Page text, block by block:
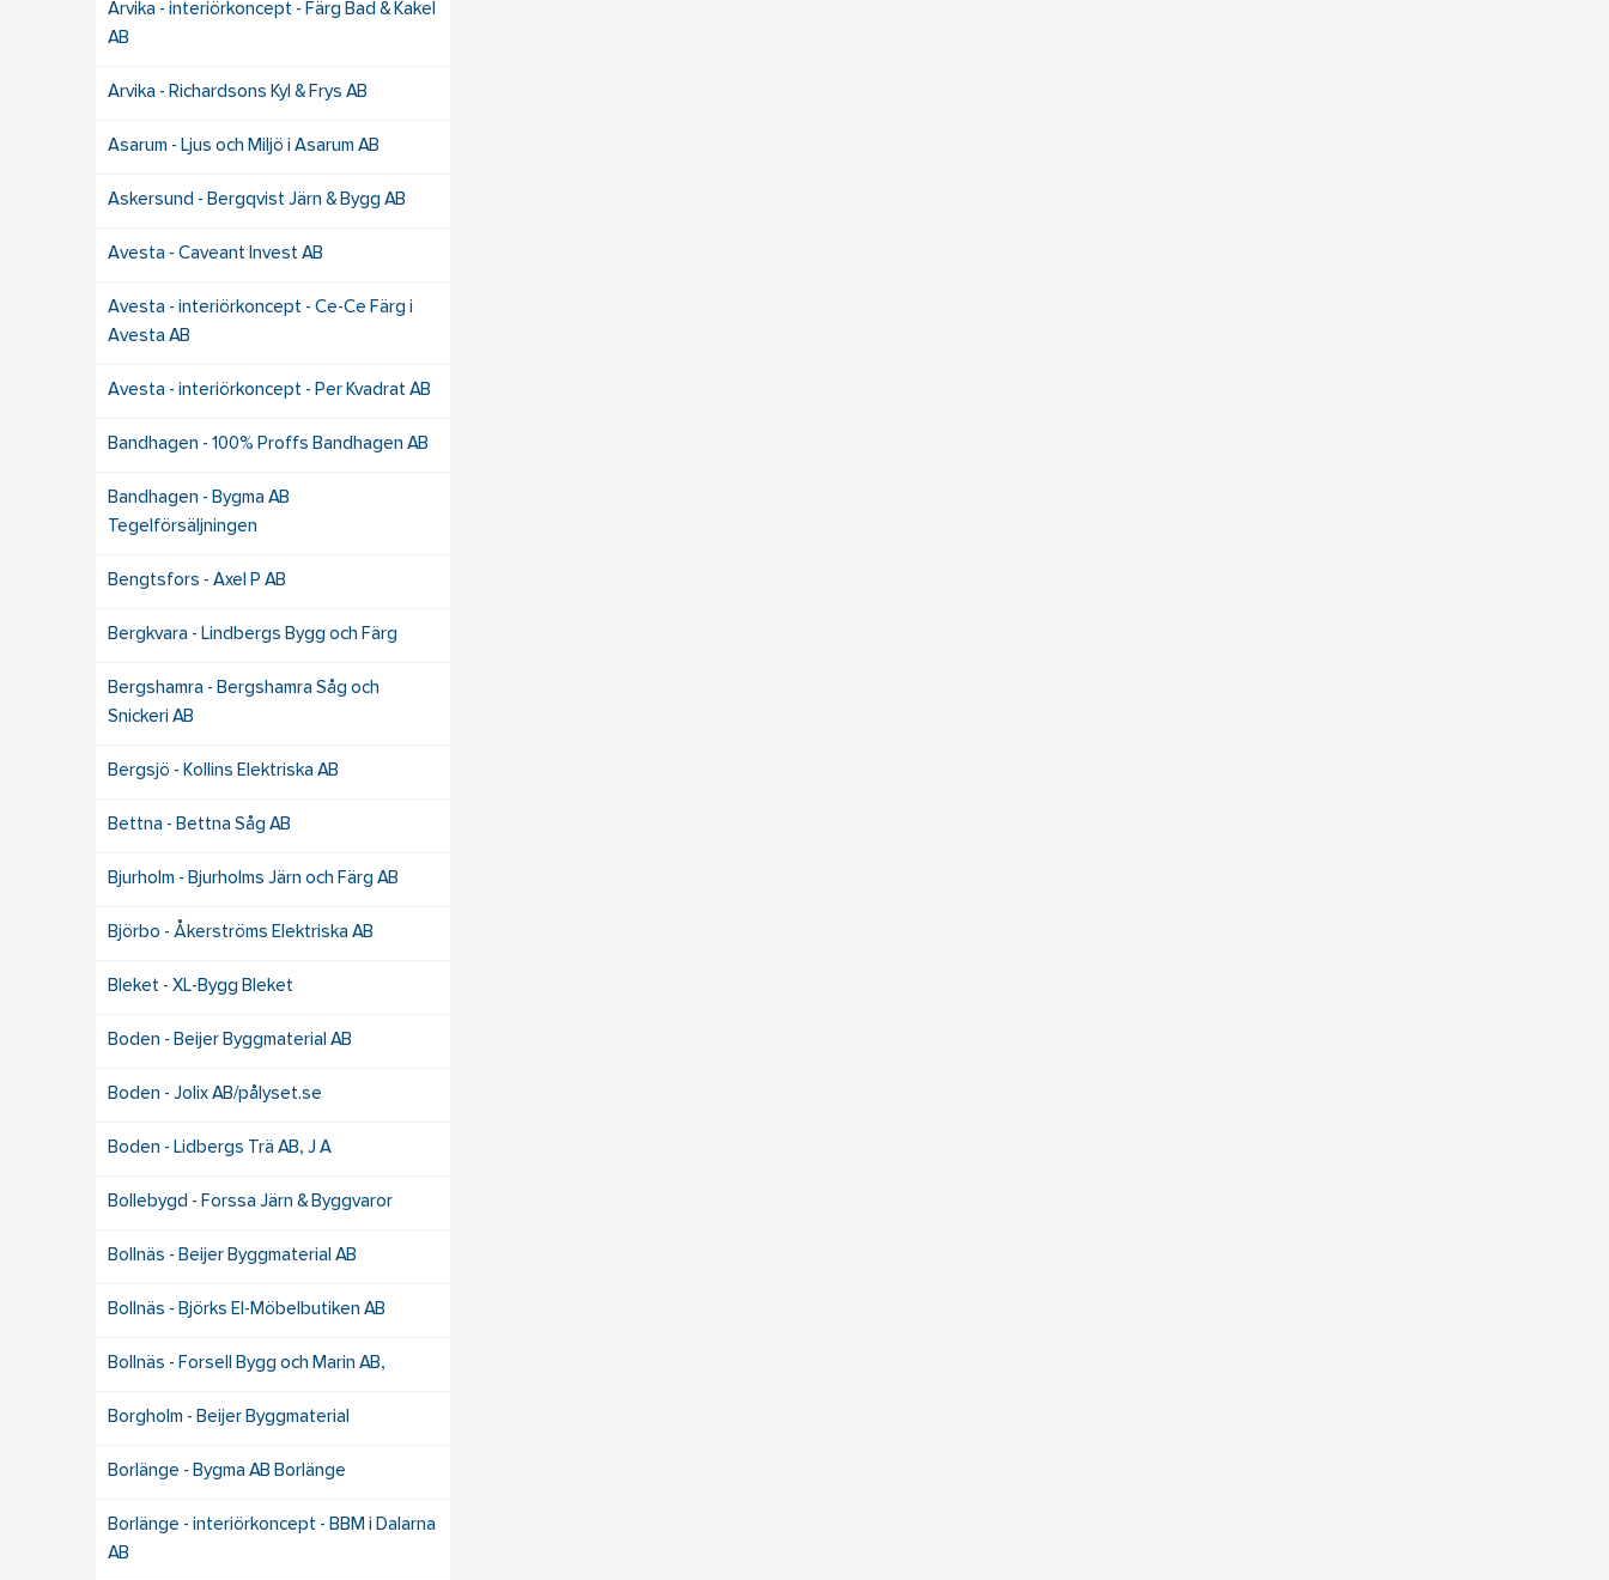
Arvika - interiörkoncept - Färg Bad & Kakel
AB
Arvika - Richardsons Kyl & Frys AB
Asarum - Ljus och Miljö i Asarum AB
Askersund - Bergqvist Järn & Bygg AB
Avesta - Caveant Invest AB
Avesta - interiörkoncept - Ce-Ce Färg i
Avesta AB
Avesta - interiörkoncept - Per Kvadrat AB
Bandhagen - 100% Proffs Bandhagen AB
Bandhagen - Bygma AB
Tegelförsäljningen
Bengtsfors - Axel P AB
Bergkvara - Lindbergs Bygg och Färg
Bergshamra - Bergshamra Såg och
Snickeri AB
Bergsjö - Kollins Elektriska AB
Bettna - Bettna Såg AB
Bjurholm - Bjurholms Järn och Färg AB
Björbo - Åkerströms Elektriska AB
Bleket - XL-Bygg Bleket
Boden - Beijer Byggmaterial AB
Boden - Jolix AB/pålyset.se
Boden - Lidbergs Trä AB, J A
Bollebygd - Forssa Järn & Byggvaror
Bollnäs - Beijer Byggmaterial AB
Bollnäs - Björks El-Möbelbutiken AB
Bollnäs - Forsell Bygg och Marin AB,
Borgholm - Beijer Byggmaterial
Borlänge - Bygma AB Borlänge
Borlänge - interiörkoncept - BBM i Dalarna
AB